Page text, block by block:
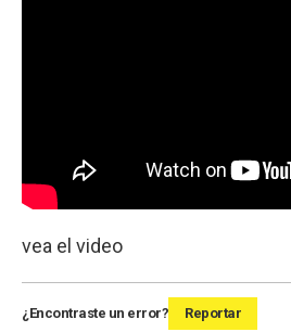
vea el video
¿Encontraste un error? Reportar